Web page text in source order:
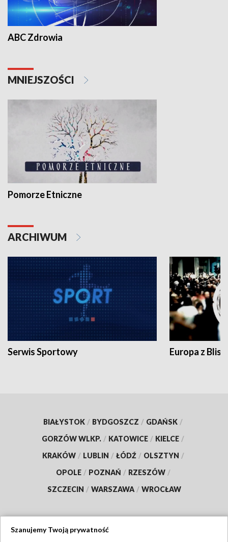
ABC Zdrowia
MNIEJSZOŚCI
Pomorze Etniczne
ARCHIWUM
Serwis Sportowy Europa z
BIAŁYSTOK / BYDGOSZCZ / GDAŃSK /
GORZÓW WLKP. / KATOWICE / KIELCE /
KRAKÓW / LUBLIN / ŁÓDŹ / OLSZTYN /
OPOLE / POZNAŃ / RZESZÓW /
SZCZECIN / WARSZAWA / WROCŁAW
Szanujemy Twoją prywatność